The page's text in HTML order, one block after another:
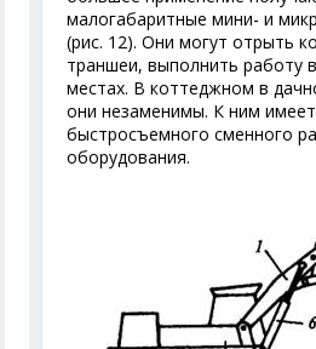
малогабаритные мини- и
(рис. 12). Они могут отрыть
траншеи, выполнить работу
местах. В коттеджном в
они незаменимы. К ним
быстросъемного сменного
оборудования.